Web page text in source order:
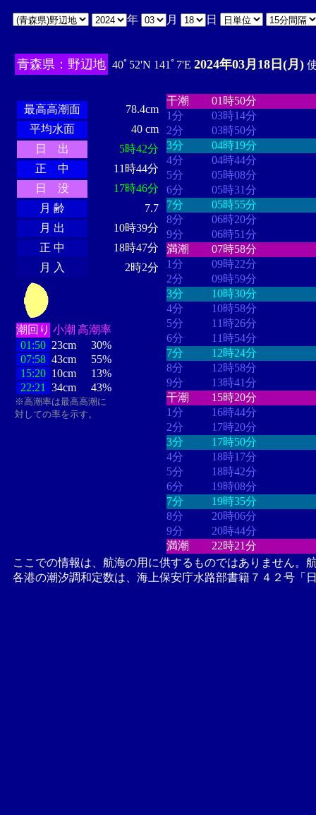
年 月 日
青森県：野辺地 40ﾟ52'N 141ﾟ7'E 2024年03月18日(月)
最高高潮面
78.4cm
平均水面
40 cm
日 出
5時42分
正 中
11時44分
日 没
17時46分
月 齢
7.7
月 出
10時39分
正 中
18時47分
月 入
2時2分
潮回り 小潮 高潮率
01:50 23cm
30%
07:58 43cm
55%
15:20 10cm
13%
22:21
34cm 43%
※高潮率は最高高潮に
対しての率を示す。
干潮
01時50分
1分
03時14分
2分
03時50分
3分
04時19分
4分
04時44分
5分
05時08分
6分
05時31分
7分
05時55分
8分
06時20分
9分
06時51分
満潮
07時58分
1分
09時22分
2分
09時59分
3分
10時30分
4分
10時58分
5分
11時26分
6分
11時54分
7分
12時24分
8分
12時58分
9分
13時41分
干潮
15時20分
1分
16時44分
2分
17時20分
3分
17時50分
4分
18時17分
5分
18時42分
6分
19時08分
7分
19時35分
8分
20時06分
9分
20時44分
満潮
22時21分
ここでの情報は、航海の用に供するものではありません。
各港の潮汐調和定数は、海上保安庁水路部書籍７４２号「